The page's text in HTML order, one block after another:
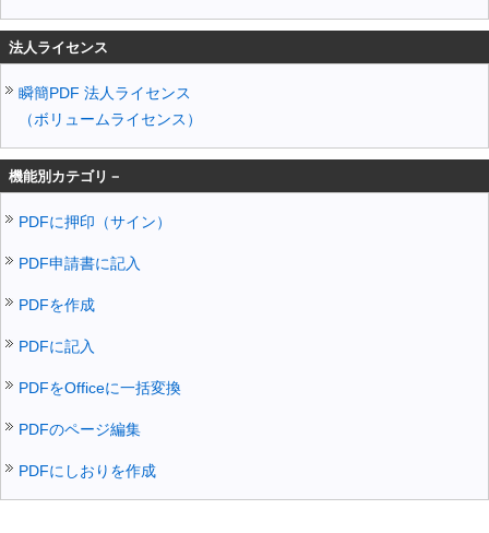
法人ライセンス
瞬簡PDF 法人ライセンス
（ボリュームライセンス）
機能別カテゴリ－
PDFに押印（サイン）
PDF申請書に記入
PDFを作成
PDFに記入
PDFをOfficeに一括変換
PDFのページ編集
PDFにしおりを作成